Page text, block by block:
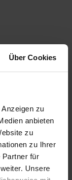
Über Cookies
zu
anbieten
zu
zu Ihrer
Partner für
Unsere
und
an
zu
wird
die